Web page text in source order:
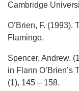
Cambridge
O’Brien, F. (1993).
Flamingo.
Spencer, Andrew.
in Flann O’Brien’s
(1), 145 – 158.